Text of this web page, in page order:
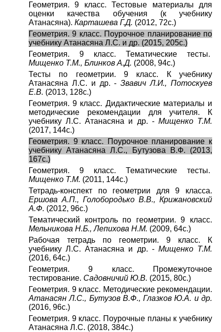
Геометрия. 9 класс. Тестовые материалы для
оценки качества обучения (к учебнику
Атанасяна). Карташева Г.Д. (2012, 72с.)
Геометрия. 9 класс. Поурочное планирование по
учебнику Атанасяна Л.С. и др. (2015, 205с.)
Геометрия. 9 класс. Тематические тесты.
Мищенко Т.М., Блинков А.Д. (2008, 94с.)
Тесты по геометрии. 9 класс. К учебнику
Атанасяна Л.С. и др. -Звавич Л.И., Потоскуев
Е.В. (2013, 128с.)
Геометрия. 9 класс. Дидактические материалы и
методические рекомендации для учителя. К
учебнику Л.С. Атанасяна и др. - Мищенко Т.М.
(2017, 144с.)
Геометрия. 9 класс. Поурочное планирование к
учебнику Атанасяна Л.С., Бутузова В.Ф. (2013,
167с.)
Геометрия. 9 класс. Тематические тесты.
Мищенко Т.М. (2011, 144с.)
Тетрадь-конспект по геометрии для 9 класса.
Ершова А.П., Голобородько В.В., Крижановский
А.Ф. (2012, 96с.)
Тематический контроль по геометрии. 9 класс.
Мельникова Н.Б., Лепихова Н.М. (2009, 64с.)
Рабочая тетрадь по геометрии. 9 класс. К
учебнику Л.С. Атанасяна и др. - Мищенко Т.М.
(2016, 64с.)
Геометрия. 9 класс. Промежуточное
тестирование. Садовничий Ю.В. (2015, 80с.)
Геометрия. 9 класс. Методические рекомендации.
Атанасян Л.С., Бутузов В.Ф., Глазков Ю.А. и др.
(2016, 96с.)
Геометрия. 9 класс. Поурочные планы к учебнику
Атанасяна Л.С. (2018, 384с.)